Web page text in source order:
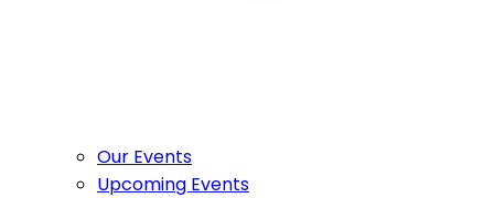
Our Events
Upcoming Events